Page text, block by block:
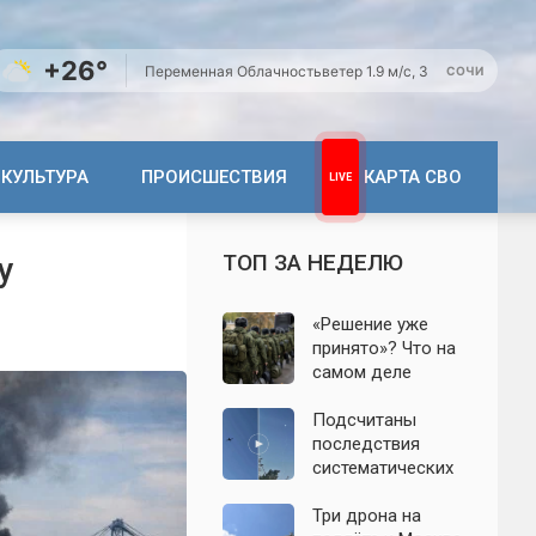
+26° Переменная Облачностьветер 1.9 м/с, З СОЧИ
КУЛЬТУРА ПРОИСШЕСТВИЯ КАРТА СВО
ТОП ЗА НЕДЕЛЮ
«Решение уже
принято»? Что на
самом деле
мобилизации
осенью 2026
года. Указ № 419,
канал и осенние
Подсчитаны
последствия
систематических
Ленинградскую
Три дрона на